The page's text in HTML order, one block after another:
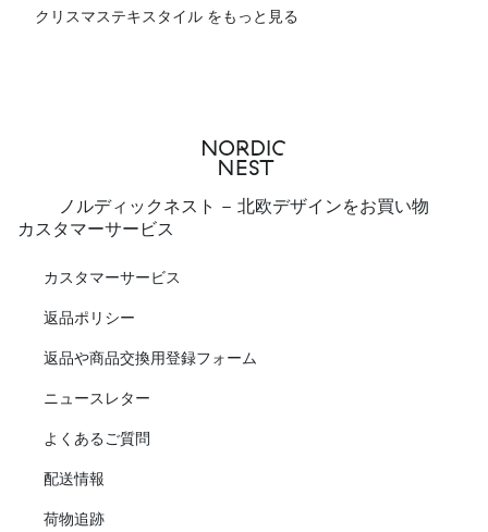
クリスマステキスタイル をもっと見る
ノルディックネスト - 北欧デザインをお買い物
カスタマーサービス
カスタマーサービス
返品ポリシー
返品や商品交換用登録フォーム
ニュースレター
よくあるご質問
配送情報
荷物追跡